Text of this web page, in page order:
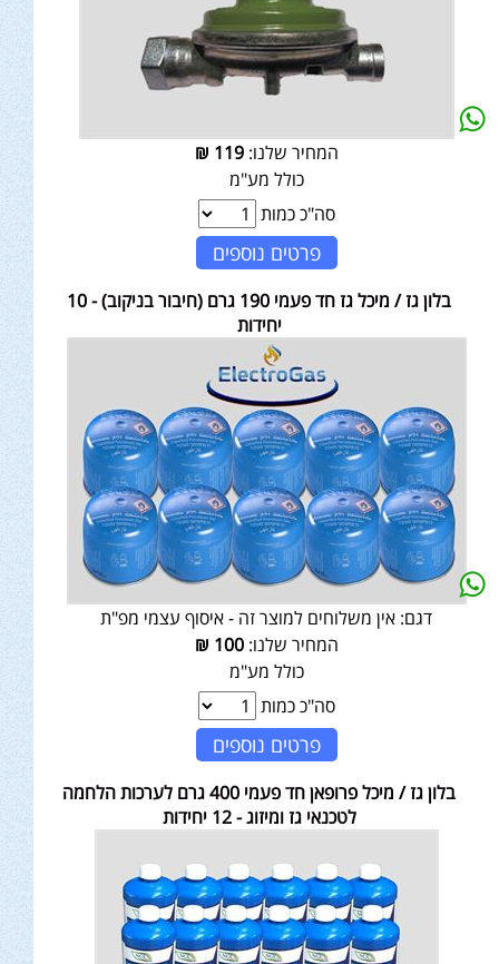
המחיר שלנו:119
₪
כולל מע"מ
סה"כ כמות
פרטים נוספים
בלון גז / מיכל גז חד פעמי 190 גרם (חיבור בניקוב) - 10
יחידות
דגם: אין משלוחים למוצר זה - איסוף עצמי מפ"ת
המחיר שלנו:100
₪
כולל מע"מ
סה"כ כמות
פרטים נוספים
בלון גז / מיכל פרופאן חד פעמי 400 גרם לערכות הלחמה
לטכנאי גז ומיזוג - 12 יחידות